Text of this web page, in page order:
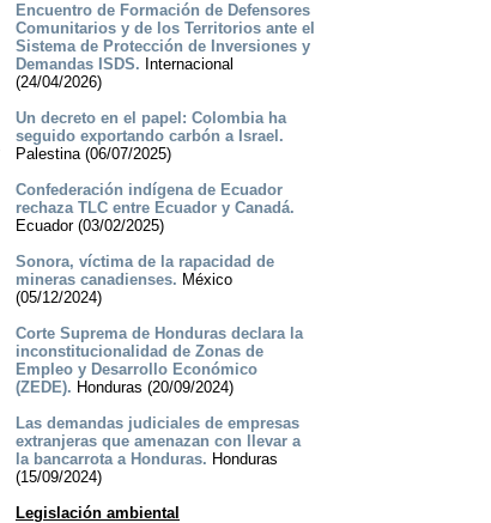
Encuentro de Formación de Defensores
Comunitarios y de los Territorios ante el
Sistema de Protección de Inversiones y
Demandas ISDS. Internacional
(24/04/2026)
Un decreto en el papel: Colombia ha
seguido exportando carbón a Israel.
Palestina (06/07/2025)
Confederación indígena de Ecuador
rechaza TLC entre Ecuador y Canadá.
Ecuador (03/02/2025)
Sonora, víctima de la rapacidad de
mineras canadienses. México
(05/12/2024)
Corte Suprema de Honduras declara la
inconstitucionalidad de Zonas de
Empleo y Desarrollo Económico
(ZEDE). Honduras (20/09/2024)
Las demandas judiciales de empresas
extranjeras que amenazan con llevar a
la bancarrota a Honduras. Honduras
(15/09/2024)
Legislación ambiental